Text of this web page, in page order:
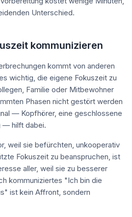
Unterschied.
kommunizieren
kommt von anderen
wichtig, die eigene Fokuszeit zu
Familie oder Mitbewohner
Phasen nicht gestört werden
— Kopfhörer, eine geschlossene
— hilft dabei.
weil sie befürchten, unkooperativ
Fokuszeit zu beanspruchen, ist
aller, weil sie zu besserer
kommuniziertes "Ich bin die
ist kein Affront, sondern